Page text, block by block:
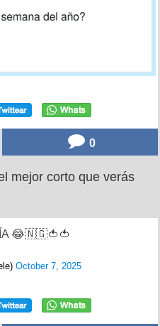
0
mejor corto que verás
😂🇳🇬🍅🍅
October 7, 2025